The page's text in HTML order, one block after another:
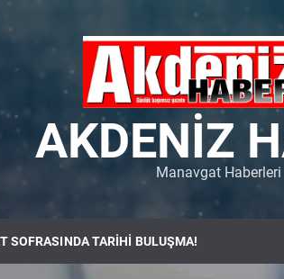
AKDENIZ
Manavgat Haberleri
SOFRASINDA TARİHİ BULUŞMA!